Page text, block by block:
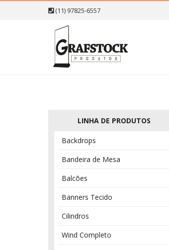
(11) 97825-6557
LINHA DE PRODUTOS
Backdrops
Bandeira de Mesa
Balcões
Banners Tecido
Cilindros
Wind Completo